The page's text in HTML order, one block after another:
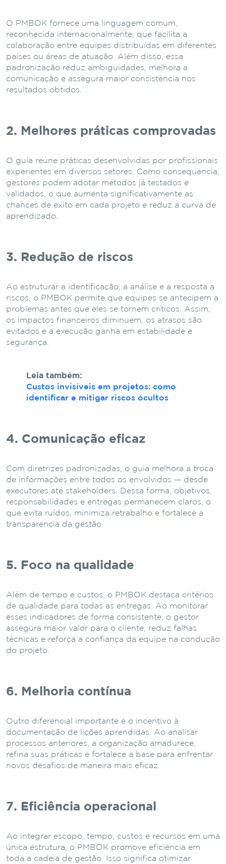
O PMBOK fornece uma linguagem comum,
reconhecida internacionalmente, que facilita a
colaboração entre equipes distribuídas em diferentes
países ou áreas de atuação. Além disso, essa
padronização reduz ambiguidades, melhora a
comunicação e assegura maior consistência nos
resultados obtidos.
2. Melhores práticas comprovadas
O guia reúne práticas desenvolvidas por profissionais
experientes em diversos setores. Como consequência,
gestores podem adotar métodos já testados e
validados, o que aumenta significativamente as
chances de êxito em cada projeto e reduz a curva de
aprendizado.
3. Redução de riscos
Ao estruturar a identificação, a análise e a resposta a
riscos, o PMBOK permite que equipes se antecipem a
problemas antes que eles se tornem críticos. Assim,
os impactos financeiros diminuem, os atrasos são
evitados e a execução ganha em estabilidade e
segurança.
Leia também:
Custos invisíveis em projetos: como
identificar e mitigar riscos ocultos
4. Comunicação eficaz
Com diretrizes padronizadas, o guia melhora a troca
de informações entre todos os envolvidos — desde
executores até stakeholders. Dessa forma, objetivos,
responsabilidades e entregas permanecem claros, o
que evita ruídos, minimiza retrabalho e fortalece a
transparência da gestão.
5. Foco na qualidade
Além de tempo e custos, o PMBOK destaca critérios
de qualidade para todas as entregas. Ao monitorar
esses indicadores de forma consistente, o gestor
assegura maior valor para o cliente, reduz falhas
técnicas e reforça a confiança da equipe na condução
do projeto.
6. Melhoria contínua
Outro diferencial importante é o incentivo à
documentação de lições aprendidas. Ao analisar
processos anteriores, a organização amadurece,
refina suas práticas e fortalece a base para enfrentar
novos desafios de maneira mais eficaz.
7. Eficiência operacional
Ao integrar escopo, tempo, custos e recursos em uma
única estrutura, o PMBOK promove eficiência em
toda a cadeia de gestão. Isso significa otimizar